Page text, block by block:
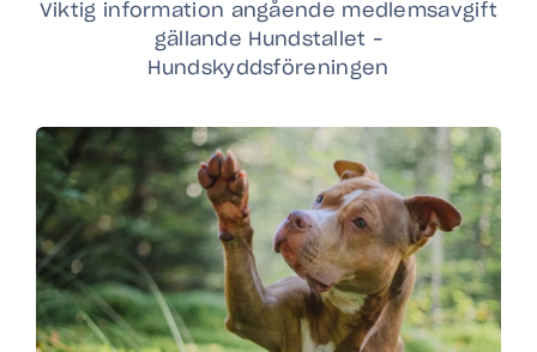
Viktig information angående medlemsavgift
gällande Hundstallet –
Hundskyddsföreningen